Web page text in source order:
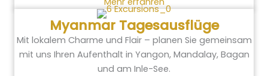
Myanmar Tagesausflüge
Mit lokalem Charme und Flair – planen Sie gemeinsam
mit uns Ihren Aufenthalt in Yangon, Mandalay, Bagan
und am Inle-See.